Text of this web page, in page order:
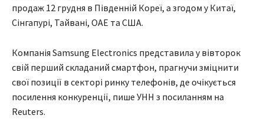
продаж 12 грудня в Південній Кореї, а згодом у Китаї,
Сінгапурі, Тайвані, ОАЕ та США.
Компанія Samsung Electronics представила у вівторок
свій перший складаний смартфон, прагнучи зміцнити
свої позиції в секторі ринку телефонів, де очікується
посилення конкуренції, пише УНН з посиланням на
Reuters.